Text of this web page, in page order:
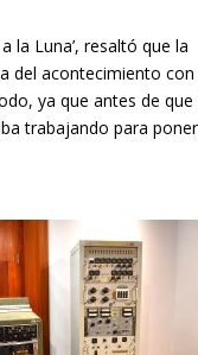
la Luna’, resaltó que la
del acontecimiento con
ya que antes de que
trabajando para